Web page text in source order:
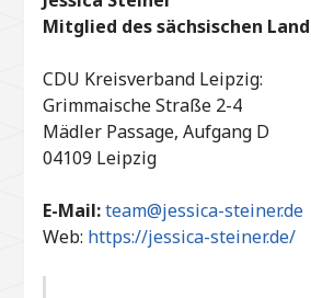
Mitglied des sächsischen
CDU Kreisverband Leipzig:
Grimmaische Straße 2-4
Mädler Passage, Aufgang D
04109 Leipzig
E-Mail:team@jessica-steiner.de
Web: https://jessica-steiner.de/